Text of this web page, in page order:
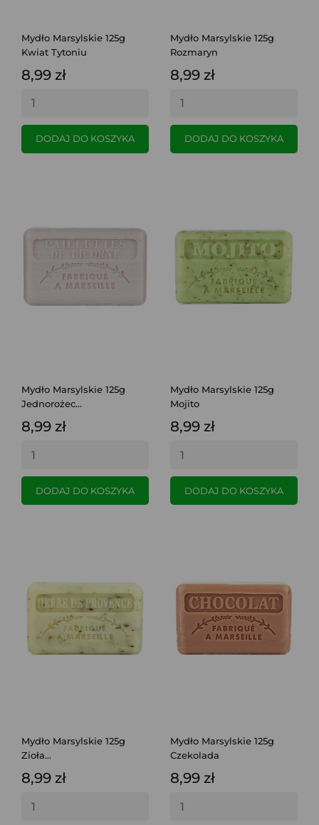
Mydło Marsylskie 125g
Kwiat Tytoniu
8,99 zł
DODAJ DO KOSZYKA
Mydło Marsylskie 125g
Rozmaryn
8,99 zł
DODAJ DO KOSZYKA
Mydło Marsylskie 125g
Jednorożec...
8,99 zł
DODAJ DO KOSZYKA
Mydło Marsylskie 125g
Mojito
8,99 zł
DODAJ DO KOSZYKA
Mydło Marsylskie 125g
Zioła...
8,99 zł
Mydło Marsylskie 125g
Czekolada
8,99 zł